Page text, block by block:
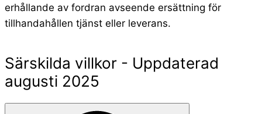
erhållande av fordran avseende ersättning för
tillhandahållen tjänst eller leverans.
Särskilda villkor - Uppdaterad
augusti 2025